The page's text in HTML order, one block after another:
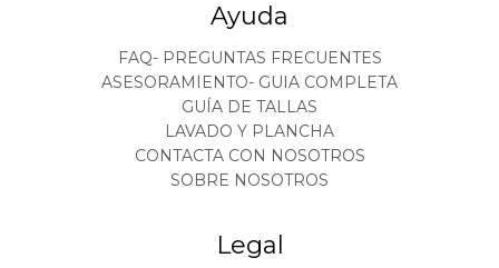
Ayuda
FAQ- PREGUNTAS FRECUENTES
ASESORAMIENTO- GUIA COMPLETA
GUÍA DE TALLAS
LAVADO Y PLANCHA
CONTACTA CON NOSOTROS
SOBRE NOSOTROS
Legal